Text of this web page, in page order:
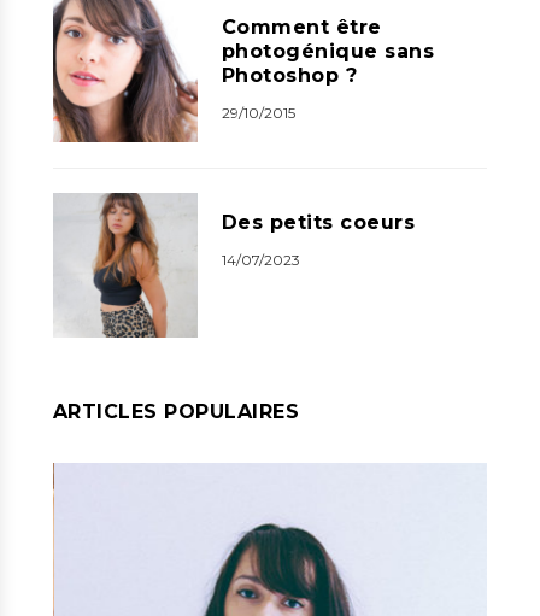
Comment être
photogénique sans
Photoshop ?
29/10/2015
Des petits coeurs
14/07/2023
ARTICLES POPULAIRES